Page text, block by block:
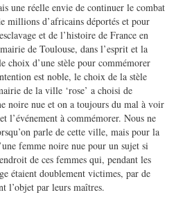
une réelle envie de continuer le combat
millions d’africains déportés et pour
et de l’histoire de France en
de Toulouse, dans l’esprit et la
choix d’une stèle pour commémorer
est noble, le choix de la stèle
de la ville ‘rose’ a choisi de
noire nue et on a toujours du mal à voir
l’événement à commémorer. Nous ne
parle de cette ville, mais pour la
femme noire nue pour un sujet si
de ces femmes qui, pendant les
étaient doublement victimes, par de
l’objet par leurs maîtres.